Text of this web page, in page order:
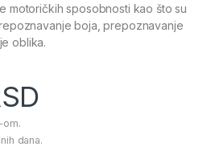
motoričkih sposobnosti kao što su
boja, prepoznavanje
oblika.
om.
dana.